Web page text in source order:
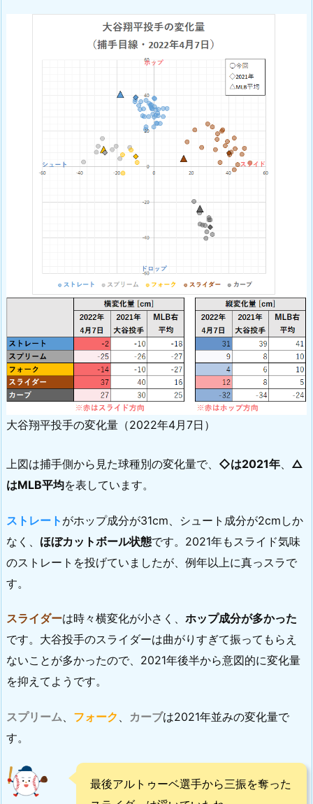
大谷翔平投手の変化量（2022年4月7日）
上図は捕手側から見た球種別の変化量で、 ◇は2021年
△
はMLB平均を表しています。
ストレート がホップ成分が31cm、シュート成分が2cmしか
なく、 ほぼカットボール状態です。2021年もスライド気味
のストレートを投げていましたが、例年以上に真っスラで
す。
スライダーは時々横変化が小さく、 ホップ成分が多かった
です。大谷投手のスライダーは曲がりすぎて振ってもらえ
ないことが多かったので、2021年後半から意図的に変化量
を抑えてようです。
スプリーム、 フォーク 、 カーブは2021年並みの変化量で
す。
最後アルトゥーベ選手から三振を奪った